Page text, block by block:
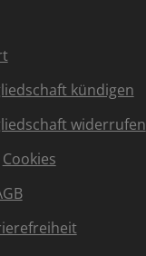
kündigen
widerrufen
Cookies